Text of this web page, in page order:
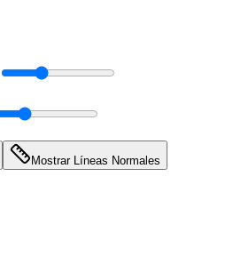
Mostrar Líneas Normales